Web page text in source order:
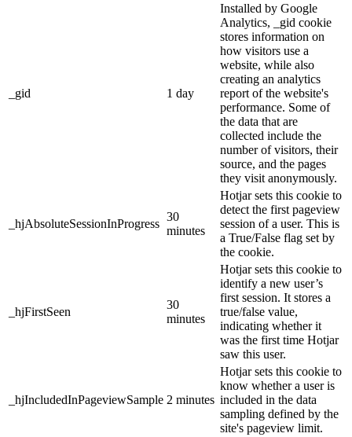
_gid 1 day
Installed by Google
Analytics, _gid cookie
stores information on
how visitors use a
website, while also
creating an analytics
report of the website's
performance. Some of
the data that are
collected include the
number of visitors, their
source, and the pages
they visit anonymously.
_hjAbsoluteSessionInProgress
30
minutes
Hotjar sets this cookie to
detect the first pageview
session of a user. This is
a True/False flag set by
the cookie.
_hjFirstSeen
30
minutes
Hotjar sets this cookie to
identify a new user’s
first session. It stores a
true/false value,
indicating whether it
was the first time Hotjar
saw this user.
_hjIncludedInPageviewSample 2 minutes
Hotjar sets this cookie to
know whether a user is
included in the data
sampling defined by the
site's pageview limit.